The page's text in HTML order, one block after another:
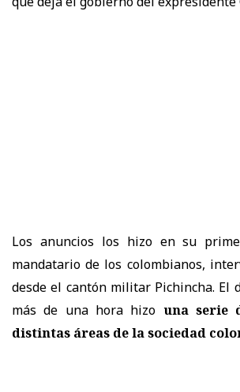
Los anuncios los hizo en su
mandatario de los colombianos,
desde el cantón militar Pichincha. El
más de una hora hizo una serie
distintas áreas de la sociedad